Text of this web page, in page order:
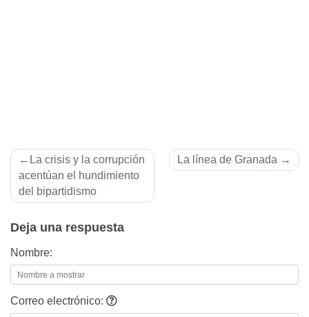
Navegación
de
entradas
La crisis y la corrupción
acentúan el hundimiento
del bipartidismo
La lí­nea de Granada
Deja una respuesta
Nombre:
Correo electrónico: